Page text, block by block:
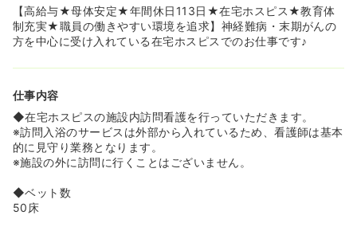
器などの処置が必要な方への看護手技も行うことができる
ため、看護師としてのスキルも身につけることができま
す！
<<働く職員・利用者様をとても大切にしている会社です
◆月に1回職場サーベイを行っております。現場から上が
ってきたコメントを本社の管理職の方がチェックをし職場
改善に努めております。
◆こころみる休暇という有給3日連続で取得すると奨励金1
万円付与される制度がございます。有給取得1日だけでは家
ことで心身ともにリフレッシュできるようにと導入されま
した。有給と公休を重ねて旅行に出かける方もいるようで
【高給与★母体安定★年間休日113日★在宅ホスピス★教育体
制充実★職員の働きやすい環境を追求】神経難病・末期がんの
方を中心に受け入れている在宅ホスピスでのお仕事です♪
仕事内容
◆在宅ホスピスの施設内訪問看護を行っていただきます。
※訪問入浴のサービスは外部から入れているため、看護師は基本
的に見守り業務となります。
※施設の外に訪問に行くことはございません。
◆ベット数
50床